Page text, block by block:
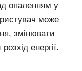
опаленням у
може
змінювати
енергії.